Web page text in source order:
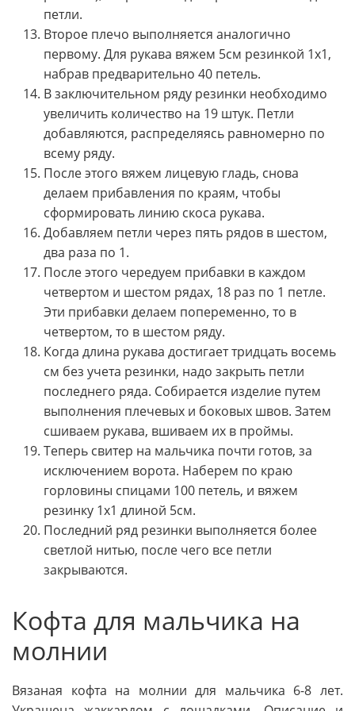
петли.
Второе плечо выполняется аналогично
первому. Для рукава вяжем 5см резинкой 1х1,
набрав предварительно 40 петель.
В заключительном ряду резинки необходимо
увеличить количество на 19 штук. Петли
добавляются, распределяясь равномерно по
всему ряду.
После этого вяжем лицевую гладь, снова
делаем прибавления по краям, чтобы
сформировать линию скоса рукава.
Добавляем петли через пять рядов в шестом,
два раза по 1.
После этого чередуем прибавки в каждом
четвертом и шестом рядах, 18 раз по 1 петле.
Эти прибавки делаем попеременно, то в
четвертом, то в шестом ряду.
Когда длина рукава достигает тридцать восемь
см без учета резинки, надо закрыть петли
последнего ряда. Собирается изделие путем
выполнения плечевых и боковых швов. Затем
сшиваем рукава, вшиваем их в проймы.
Теперь свитер на мальчика почти готов, за
исключением ворота. Наберем по краю
горловины спицами 100 петель, и вяжем
резинку 1х1 длиной 5см.
Последний ряд резинки выполняется более
светлой нитью, после чего все петли
закрываются.
Кофта для мальчика на
молнии
Вязаная кофта на молнии для мальчика 6-8 лет.